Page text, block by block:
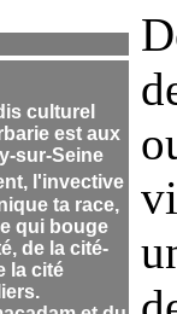
culturel
est aux
sur-Seine
l'invective
ta race,
qui bouge
de la cité-
la cité